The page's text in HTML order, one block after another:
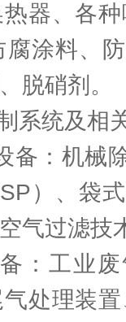
器、各
涂料、
脱硝剂。
系统及相
备：机械
）、袋
气过滤技
：工业
处理装